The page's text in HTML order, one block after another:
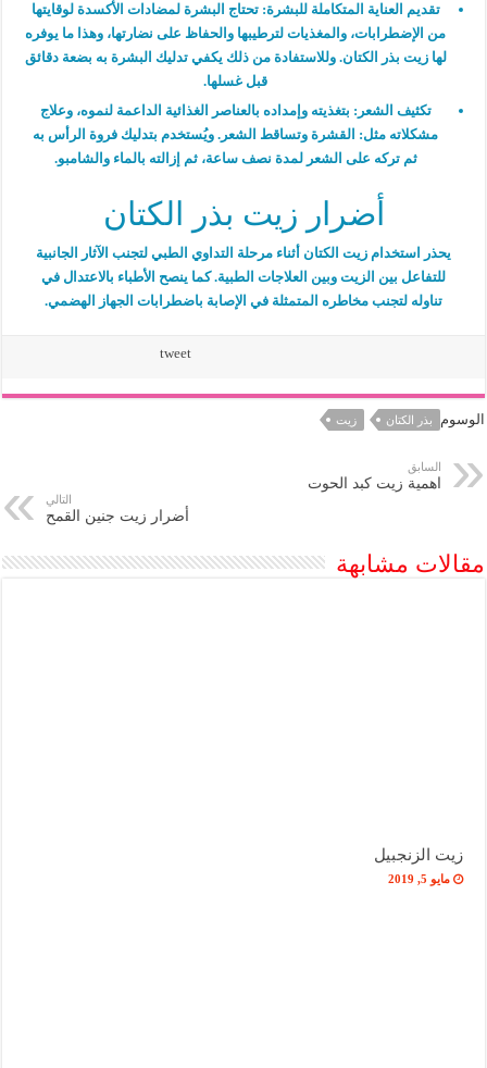
تقديم العناية المتكاملة للبشرة:تحتاج البشرة لمضادات الأكسدة لوقايتها
من الإضطرابات، والمغذيات لترطيبها والحفاظ على نضارتها، وهذا ما يوفره
لها زيت بذر الكتان. وللاستفادة من ذلك يكفي تدليك البشرة به بضعة دقائق
قبل غسلها.
تكثيف الشعر : بتغذيته وإمداده بالعناصر الغذائية الداعمة لنموه، وعلاج
مشكلاته مثل: القشرة وتساقط الشعر. ويُستخدم بتدليك فروة الرأس به
ثم تركه على الشعر لمدة نصف ساعة، ثم إزالته بالماء والشامبو.
أضرار زيت بذر الكتان
يحذر استخدام زيت الكتان أثناء مرحلة التداوي الطبي لتجنب الآثار الجانبية
للتفاعل بين الزيت وبين العلاجات الطبية. كما ينصح الأطباء بالاعتدال في
تناوله لتجنب مخاطره المتمثلة في الإصابة باضطرابات الجهاز الهضمي.
tweet
الوسوم بذر الكتان زيت
السابق
اهمية زيت كبد الحوت
التالي
أضرار زيت جنين القمح
مقالات مشابهة
زيت الزنجبيل
مايو 5, 2019